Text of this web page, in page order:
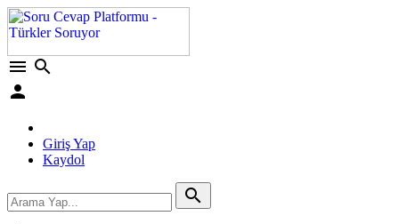
menu search
person
Giriş Yap
Kaydol
search